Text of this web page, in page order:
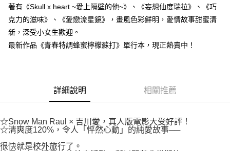
是否繳費成功／繳費後需取消欲退款等相關疑問，請聯繫「AFTEE先享後付
【注意事項】
１．透過由恩沛科技股份有限公司提供之「AFTEE先享後付」服務完成之交
易，需依本服務之必要範圍內提供個人資料，並將交易相關給付款項請求債
３．未成年的使用者請事先徵得法定代理人或監護人之同意方可使用
「AFTEE先享後付」，若未經同意申辦者引起之損失，本公司不負相關責
時審查核予不同之上限額度；若仍有額度不足之情形，本公司將視審查結果
請求用戶進行身份認證。
５．嚴禁一人註冊多個帳號或使用他人資訊註冊。若發現惡意使用之情形，
每筆NT$80，滿NT$500(含以上)免運費
7-11取貨付款
每筆NT$80，滿NT$500(含以上)免運費
國家/地區配送
著有《Skull x heart ~愛上隔壁的他~》、《妄想仙度瑞拉》、《巧
克力的滋味》、《愛戀流星鏡》，畫風色彩鮮明，愛情故事甜蜜清
新，深受小女生歡迎。
最新作品《青春特調蜂蜜檸檬蘇打》單行本，現正熱賣中！
詳細說明 相關推薦
☆Snow Man Raul × 吉川愛，真人版電影大受好評！
☆清爽度120%，令人「怦然心動」的純愛故事──
很快就是校外旅行了。